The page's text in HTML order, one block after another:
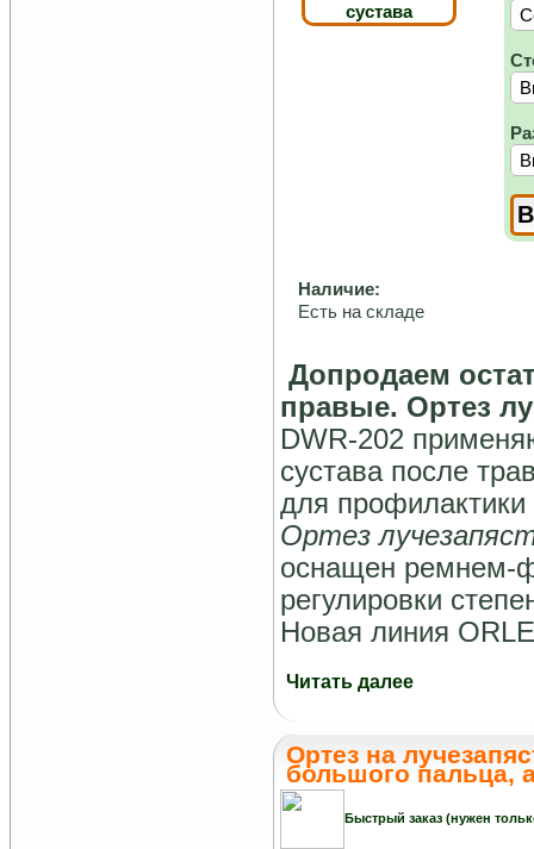
Наличие:
Есть на складе
Допродаем
правые. Ортез
DWR-202
сустава после
для
Ортез
оснащен ремнем-
регулировки
Новая линия
Читать далее
Ортез на
большого пальца,
Быстрый заказ (нужен